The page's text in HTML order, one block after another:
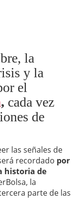
la
y la
el
, cada vez
de
las señales de
recordado por
historia de
la
parte de las